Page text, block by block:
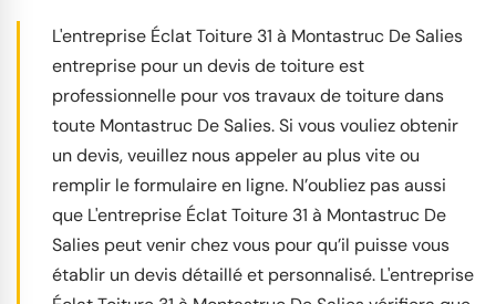
L'entreprise Éclat Toiture 31 à Montastruc De Salies
entreprise pour un devis de toiture est
professionnelle pour vos travaux de toiture dans
toute Montastruc De Salies. Si vous vouliez obtenir
un devis, veuillez nous appeler au plus vite ou
remplir le formulaire en ligne. N’oubliez pas aussi
que L'entreprise Éclat Toiture 31 à Montastruc De
Salies peut venir chez vous pour qu’il puisse vous
établir un devis détaillé et personnalisé. L'entreprise